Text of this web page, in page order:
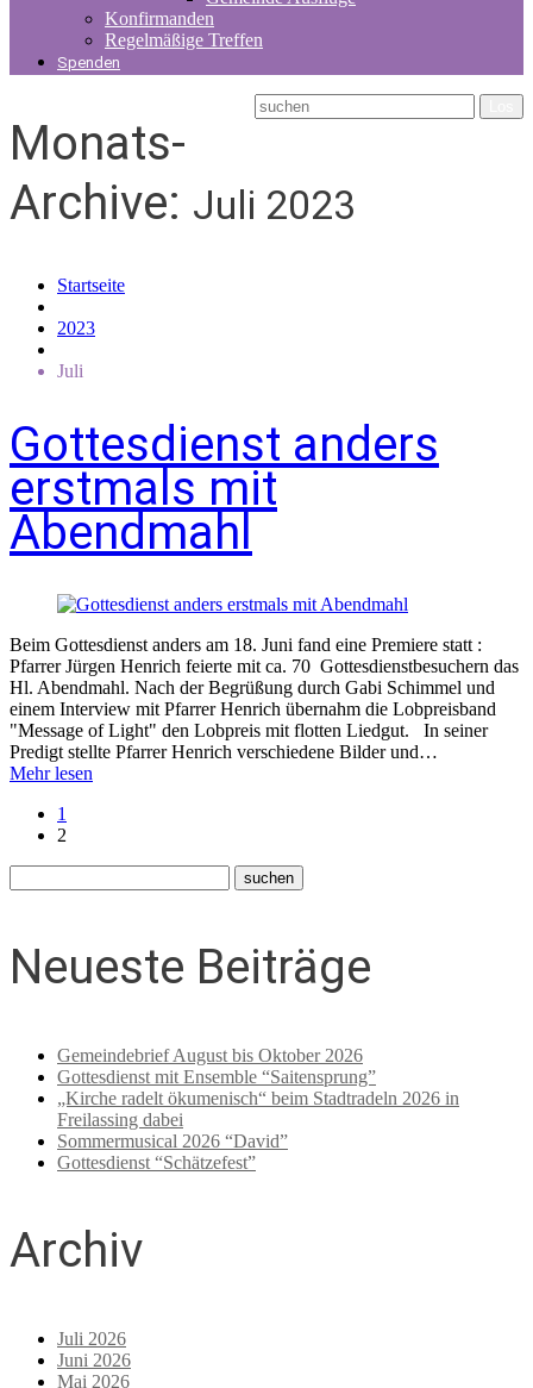
Konfirmanden
Regelmäßige Treffen
Spenden
Monats-
Archive: Juli 2023
Startseite
2023
Juli
Gottesdienst anders
erstmals mit
Abendmahl
Beim Gottesdienst anders am 18. Juni fand eine Premiere statt :
Pfarrer Jürgen Henrich feierte mit ca. 70 Gottesdienstbesuchern das
Hl. Abendmahl. Nach der Begrüßung durch Gabi Schimmel und
einem Interview mit Pfarrer Henrich übernahm die Lobpreisband
"Message of Light" den Lobpreis mit flotten Liedgut. In seiner
Predigt stellte Pfarrer Henrich verschiedene Bilder und…
Mehr lesen
1
2
Neueste Beiträge
Gemeindebrief August bis Oktober 2026
Gottesdienst mit Ensemble “Saitensprung”
„Kirche radelt ökumenisch“ beim Stadtradeln 2026 in
Freilassing dabei
Sommermusical 2026 “David”
Gottesdienst “Schätzefest”
Archiv
Juli 2026
Juni 2026
Mai 2026